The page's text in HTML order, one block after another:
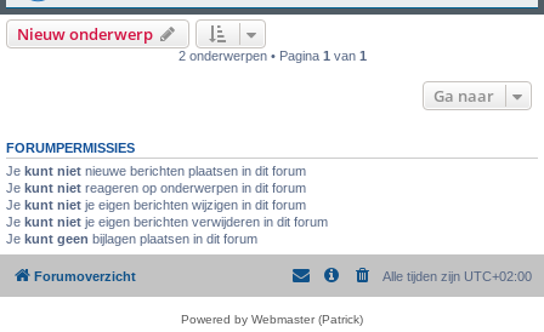
Nieuw onderwerp
2 onderwerpen • Pagina 1 van 1
Ga naar
FORUMPERMISSIES
Je kunt niet nieuwe berichten plaatsen in dit forum
Je kunt niet reageren op onderwerpen in dit forum
Je kunt niet je eigen berichten wijzigen in dit forum
Je kunt niet je eigen berichten verwijderen in dit forum
Je kunt geen bijlagen plaatsen in dit forum
Forumoverzicht Alle tijden zijn UTC+02:00
Powered by Webmaster (Patrick)